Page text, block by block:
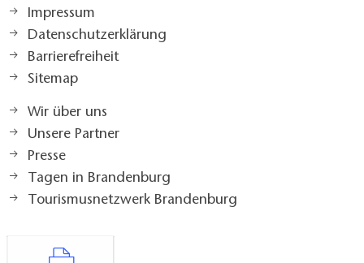
Impressum
Datenschutzerklärung
Barrierefreiheit
Sitemap
Wir über uns
Unsere Partner
Presse
Tagen in Brandenburg
Tourismusnetzwerk Brandenburg